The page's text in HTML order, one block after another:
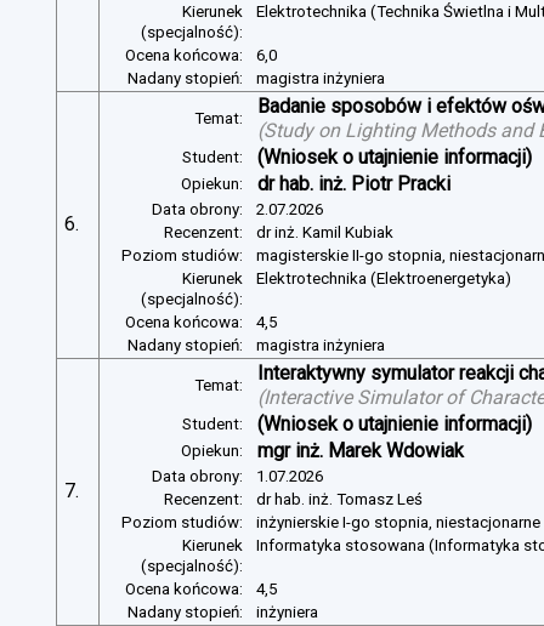
Kierunek
(specjalność):
Elektrotechnika (Technika Świetlna i
Ocena końcowa:
6,0
Nadany stopień:
magistra inżyniera
6.
Temat:
Badanie sposobów i efektów
(Study on Lighting Methods and
Student: (Wniosek o utajnienie informacji)
Opiekun: dr hab. inż. Piotr Pracki
Data obrony:
2.07.2026
Recenzent:
dr inż. Kamil Kubiak
Poziom studiów:
magisterskie II-go stopnia,
Kierunek
(specjalność):
Elektrotechnika (Elektroenergetyka)
Ocena końcowa:
4,5
Nadany stopień:
magistra inżyniera
7.
Temat:
Interaktywny symulator reakcji
(Interactive Simulator of
Student: (Wniosek o utajnienie informacji)
Opiekun: mgr inż. Marek Wdowiak
Data obrony:
1.07.2026
Recenzent:
dr hab. inż. Tomasz Leś
Poziom studiów:
inżynierskie I-go stopnia, niestacjonarne
Kierunek
(specjalność):
Informatyka stosowana (Informatyka
Ocena końcowa:
4,5
Nadany stopień:
inżyniera